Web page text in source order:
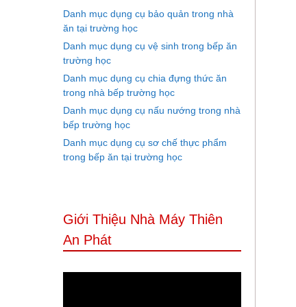
Danh mục dụng cụ bảo quản trong nhà
ăn tại trường học
Danh mục dụng cụ vệ sinh trong bếp ăn
trường học
Danh mục dụng cụ chia đựng thức ăn
trong nhà bếp trường học
Danh mục dụng cụ nấu nướng trong nhà
bếp trường học
Danh mục dụng cụ sơ chế thực phẩm
trong bếp ăn tại trường học
Giới Thiệu Nhà Máy Thiên
An Phát